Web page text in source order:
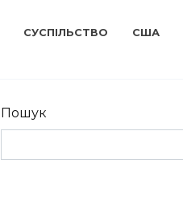
СУСПІЛЬСТВО США
Пошук